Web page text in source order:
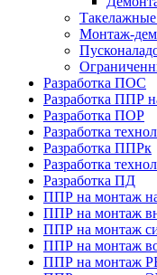
Монтаж-
Разработка ПОС
Разработка ППР
Разработка ПОР
Разработка
Разработка ППРк
Разработка
Разработка ПД
ППР на монтаж
ППР на монтаж
ППР на монтаж
ППР на монтаж
ППР на монтаж